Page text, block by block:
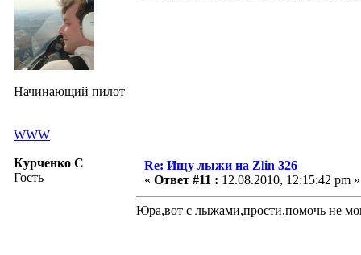
Начинающий пилот
WWW
Курченко С
Гость
Re: Ищу лыжи на Zlin 326
« Ответ #11 : 12.08.2010, 12:15:42 pm »
Юра,вот с лыжами,прости,помочь не